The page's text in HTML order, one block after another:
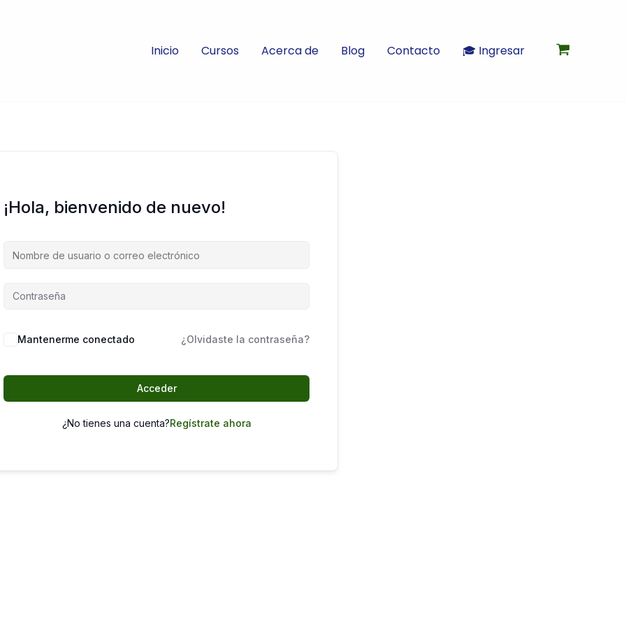
Inicio Cursos Acerca de Blog Contacto 🎓 Ingresar
¡Hola, bienvenido de nuevo!
Mantenerme conectado ¿Olvidaste la contraseña?
Acceder
¿No tienes una cuenta?Regístrate ahora